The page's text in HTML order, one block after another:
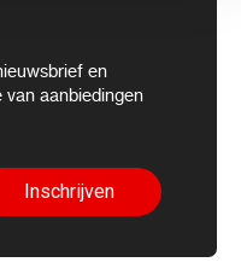
en
aanbiedingen
Inschrijven